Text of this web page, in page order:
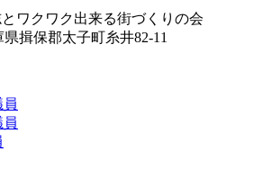
ワクワク出来る街づくりの会
県揖保郡太子町糸井82-11